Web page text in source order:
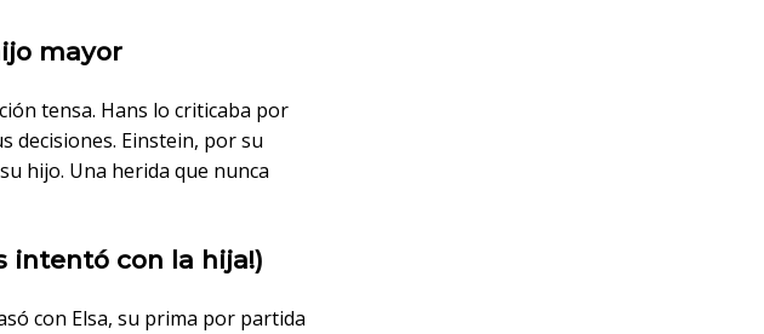
mayor
tensa. Hans lo criticaba por
decisiones. Einstein, por su
hijo. Una herida que nunca
intentó con la hija!)
con Elsa, su prima por partida